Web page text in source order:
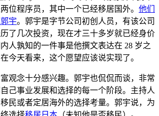
位程序员，其中一个已经移居国外。 他们
宇。郭宇是字节公司初创人员，有该公司
了几次投资，现在才三十多岁就已经身价
人孰知的一件事是他撰文表达在 28 岁之
今天看来，这个愿望应该说实现了。
观念十分感兴趣。郭宇也侃侃而谈，非常
己事业发展和选择的每一个阶段。主持人
民或者定居海外的选择考量。郭宇说，为